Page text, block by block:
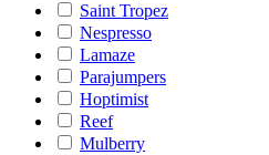
Saint Tropez
Nespresso
Lamaze
Parajumpers
Hoptimist
Reef
Mulberry